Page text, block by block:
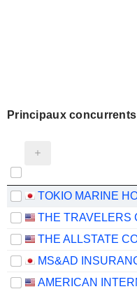
Principaux concurrents